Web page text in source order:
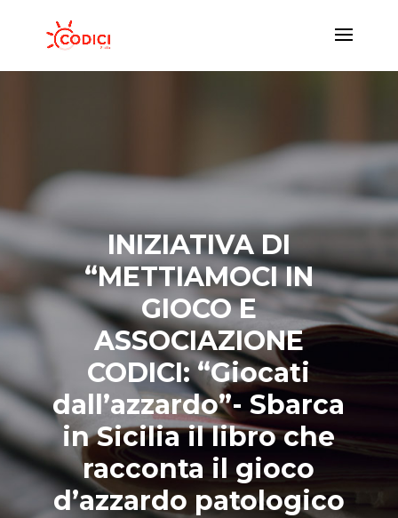
INIZIATIVA DI
“METTIAMOCI IN
GIOCO E
ASSOCIAZIONE
CODICI: “Giocati
dall’azzardo”- Sbarca
in Sicilia il libro che
racconta il gioco
d’azzardo patologico